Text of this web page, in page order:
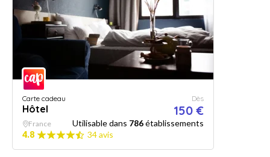
Carte cadeau
Hôtel
Dès
150 €
France Utilisable dans 786établissements
4.8
34 avis